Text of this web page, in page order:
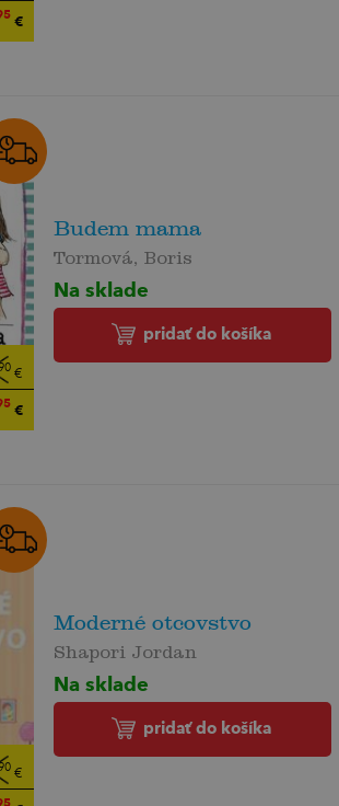
€
€
€
Budem mama
Tormová, Boris
Na sklade
pridať do košíka
€
Moderné otcovstvo
Shapori Jordan
Na sklade
pridať do košíka